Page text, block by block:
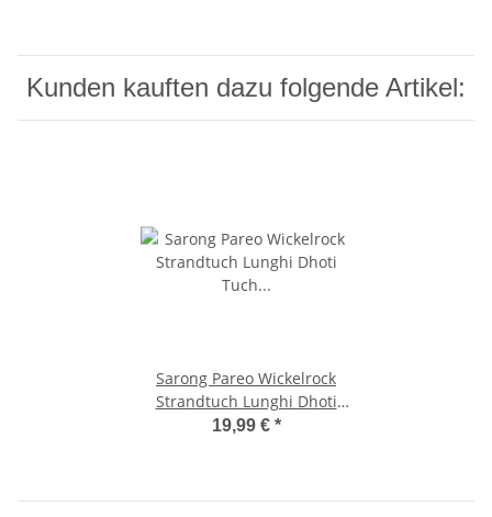
Kunden kauften dazu folgende Artikel:
Sarong Pareo Wickelrock
Strandtuch Lunghi Dhoti
Tuch Schlicht Dunkel Rot
19,99 € *